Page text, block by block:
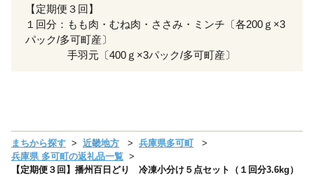
【定期便３回】
１回分：もも肉・むね肉・ささみ・ミンチ〔各200ｇ×3
パック/多可町産〕
手羽元〔400ｇ×3パック/多可町産〕
まちから探す 近畿地方
兵庫県多可町
兵庫県 多可町の返礼品一覧
【定期便３回】播州百日どり 冷凍小分け５点セット（１回分3.6kg）